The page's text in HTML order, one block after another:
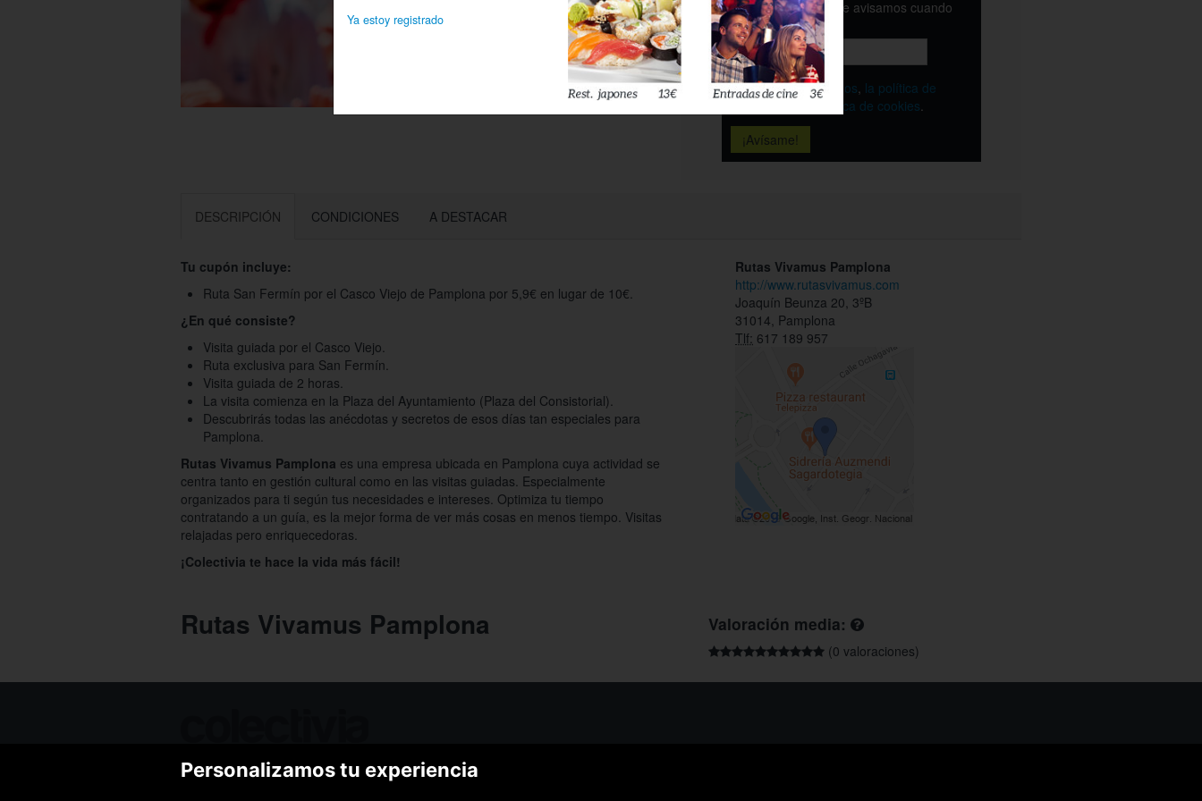
Déjanos tu email y te avisamos cuando
esté disponible
Acepto lostérminos, la política de
la política de cookies.
DESCRIPCIÓN CONDICIONES A DESTACAR
Tu cupón incluye:
Ruta San Fermín por el Casco Viejo de Pamplona por 5,9€ en lugar de 10€.
¿En qué consiste?
Visita guiada por el Casco Viejo.
Ruta exclusiva para San Fermín.
Visita guiada de 2 horas.
La visita comienza en la Plaza del Ayuntamiento (Plaza del Consistorial).
Descubrirás todas las anécdotas y secretos de esos días tan especiales para
Pamplona.
Rutas Vivamus Pamplona es una empresa ubicada en Pamplona cuya actividad se
centra tanto en gestión cultural como en las visitas guiadas. Especialmente
organizados para ti según tus necesidades e intereses. Optimiza tu tiempo
contratando a un guía, es la mejor forma de ver más cosas en menos tiempo. Visitas
relajadas pero enriquecedoras.
¡Colectivia te hace la vida más fácil!
Rutas Vivamus Pamplona
http://www.rutasvivamus.com
Joaquín Beunza 20, 3ºB
31014, Pamplona
Tlf: 617 189 957
Rutas Vivamus Pamplona Valoración media:
(0 valoraciones)
Ofertas de hoy
¿Cómo funciona Colectivia?
Personalizamos tu experiencia
Ya estoy registrado